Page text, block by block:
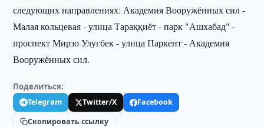
следующих направлениях: Академия Вооружённых сил -
Малая кольцевая - улица Тараққиёт - парк "Ашхабад" -
проспект Мирзо Улугбек - улица Паркент - Академия
Вооружённых сил.
Поделиться:
Telegram Twitter/X
Facebook
Скопировать ссылку